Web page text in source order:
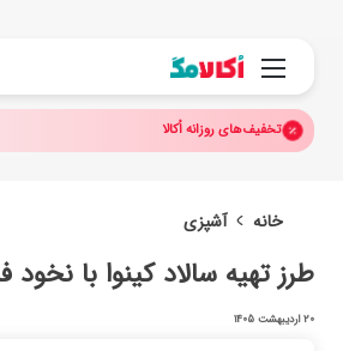
منو
تخفیف‌های روزانه اُکالا
خانه آشپزی
طرز تهیه سالاد کینوا با نخود
20 اردیبهشت 1405